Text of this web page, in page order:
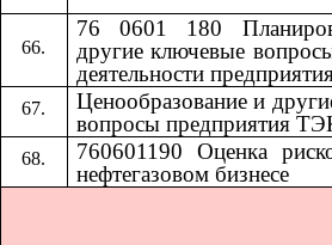
76 0601 180
другие ключевые
деятельности
Ценообразование и
вопросы предприятия
760601190 Оценка
нефтегазовом бизнесе